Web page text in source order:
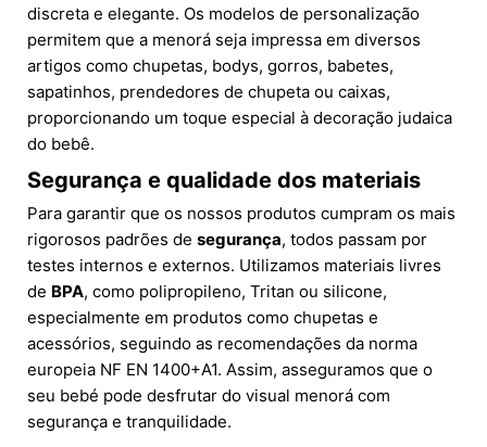
discreta e elegante. Os modelos de personalização
permitem que a menorá seja impressa em diversos
artigos como chupetas, bodys, gorros, babetes,
sapatinhos, prendedores de chupeta ou caixas,
proporcionando um toque especial à decoração judaica
do bebê.
Segurança e qualidade dos materiais
Para garantir que os nossos produtos cumpram os mais
rigorosos padrões de segurança, todos passam por
testes internos e externos. Utilizamos materiais livres
de BPA, como polipropileno, Tritan ou silicone,
especialmente em produtos como chupetas e
acessórios, seguindo as recomendações da norma
europeia NF EN 1400+A1. Assim, asseguramos que o
seu bebé pode desfrutar do visual menorá com
segurança e tranquilidade.